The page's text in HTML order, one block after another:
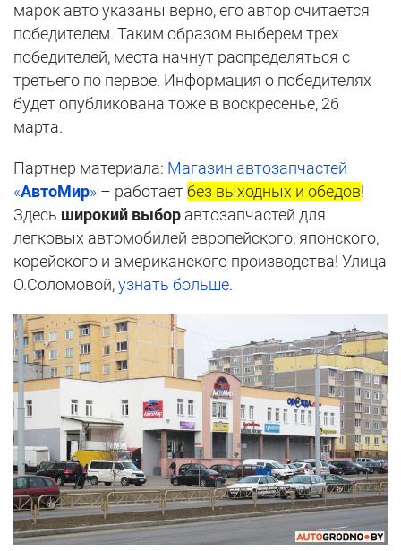
марок авто указаны верно, его автор считается
победителем. Таким образом выберем трех
победителей, места начнут распределяться с
третьего по первое. Информация о победителях
будет опубликована тоже в воскресенье, 26
марта.
Партнер материала: Магазин автозапчастей
«АвтоМир» – работаетбез выходных и обедов!
Здесь широкий выбор автозапчастей для
легковых автомобилей европейского, японского,
корейского и американского производства! Улица
О.Соломовой,узнать больше.